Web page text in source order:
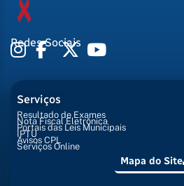
Redes Sociais
Serviços
Resultado de Exames
Nota Fiscal Eletrônica
Portais das Leis Municipais
IPTU
Avisos CPL
Serviços Online
Mapa do Site